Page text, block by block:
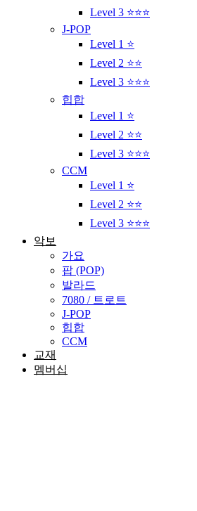
Level 3 ⭐⭐⭐
J-POP
Level 1 ⭐
Level 2 ⭐⭐
Level 3 ⭐⭐⭐
힙합
Level 1 ⭐
Level 2 ⭐⭐
Level 3 ⭐⭐⭐
CCM
Level 1 ⭐
Level 2 ⭐⭐
Level 3 ⭐⭐⭐
악보
가요
팝 (POP)
발라드
7080 / 트로트
J-POP
힙합
CCM
교재
멤버십